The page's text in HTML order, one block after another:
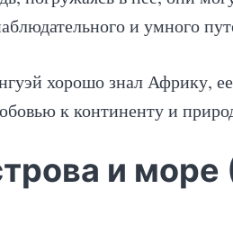
и умного
хорошо знал Африку,
к континенту и
и море